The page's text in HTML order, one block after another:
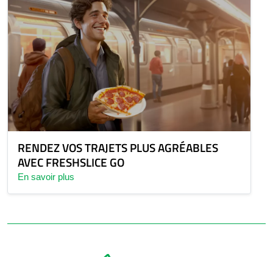
RENDEZ VOS TRAJETS PLUS AGRÉABLES
AVEC FRESHSLICE GO
En savoir plus